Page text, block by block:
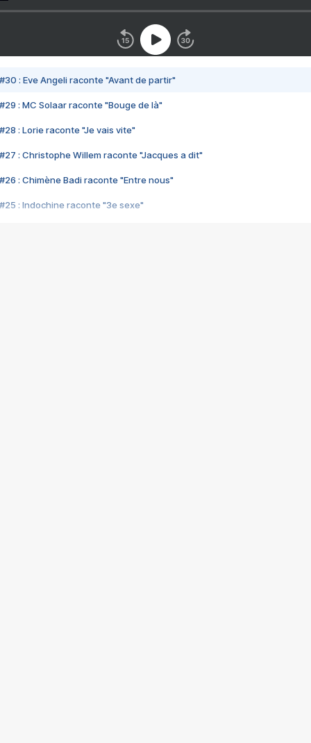
#30 : Eve Angeli raconte "Avant de partir"
#29 : MC Solaar raconte "Bouge de là"
#28 : Lorie raconte "Je vais vite"
#27 : Christophe Willem raconte "Jacques a dit"
#26 : Chimène Badi raconte "Entre nous"
#25 : Indochine raconte "3e sexe"